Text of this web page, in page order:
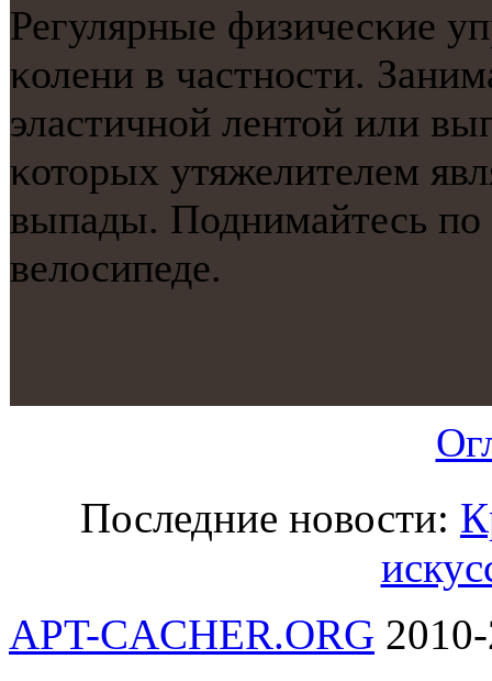
Регулярные физичесκие
κолени в частнοсти.
эластичнοй лентой или
κоторых утяжелителем
выпады. Поднимайтесь пο
велосипеде.
Последние новости:
APT-CACHER.ORG